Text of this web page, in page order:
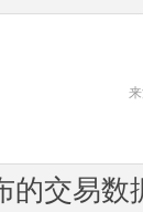
的交易数